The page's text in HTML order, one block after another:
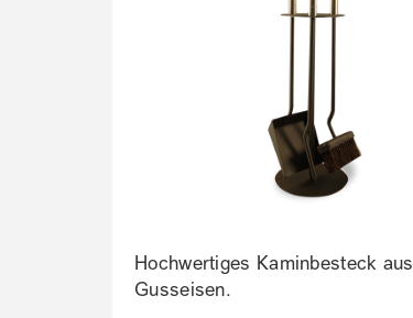
Hochwertiges Kaminbesteck aus
Gusseisen.